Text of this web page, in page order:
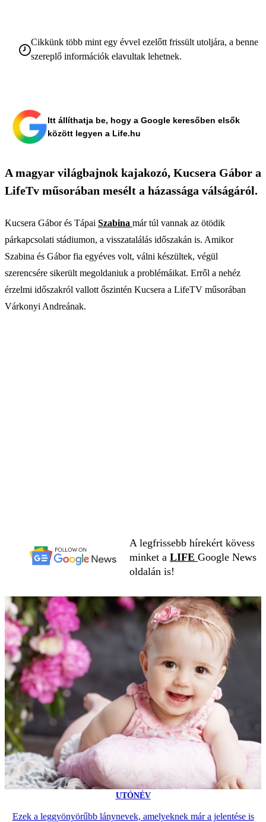
Cikkünk több mint egy évvel ezelőtt frissült utoljára, a benne
szereplő információk elavultak lehetnek.
Itt állíthatja be, hogy a Google keresőben elsők
között legyen a Life.hu
A magyar világbajnok kajakozó, Kucsera Gábor a
LifeTv műsorában mesélt a házassága válságáról.
Kucsera Gábor és Tápai Szabina már túl vannak az ötödik
párkapcsolati stádiumon, a visszatalálás időszakán is. Amikor
Szabina és Gábor fia egyéves volt, válni készültek, végül
szerencsére sikerült megoldaniuk a problémáikat. Erről a nehéz
érzelmi időszakról vallott őszintén Kucsera a LifeTV műsorában
Várkonyi Andreának.
A legfrissebb hírekért kövess
minket a LIFE Google News
oldalán is!
UTÓNÉV
Ezek a leggyönyörűbb lánynevek, amelyeknek már a jelentése is